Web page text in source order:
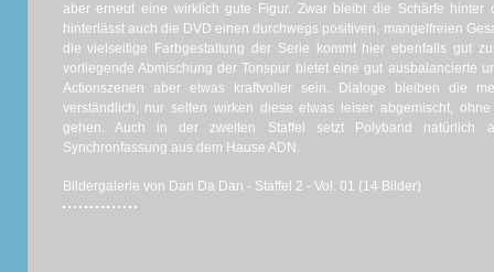
aber erneut eine wirklich gute Figur. Zwar bleibt die Schärfe hinter
hinterlässt auch die DVD einen durchwegs positiven, mangelfreien
die vielseitige Farbgestaltung der Serie kommt hier ebenfalls gut
vorliegende Abmischung der Tonspur bietet eine gut ausbalancierte
Actionszenen aber etwas kraftvoller sein. Dialoge bleiben die
verständlich, nur selten wirken diese etwas leiser abgemischt,
gehen. Auch in der zweiten Staffel setzt Polyband natürlich
Synchronfassung aus dem Hause ADN.
Bildergalerie von Dan Da Dan - Staffel 2 - Vol. 01 (14 Bilder)